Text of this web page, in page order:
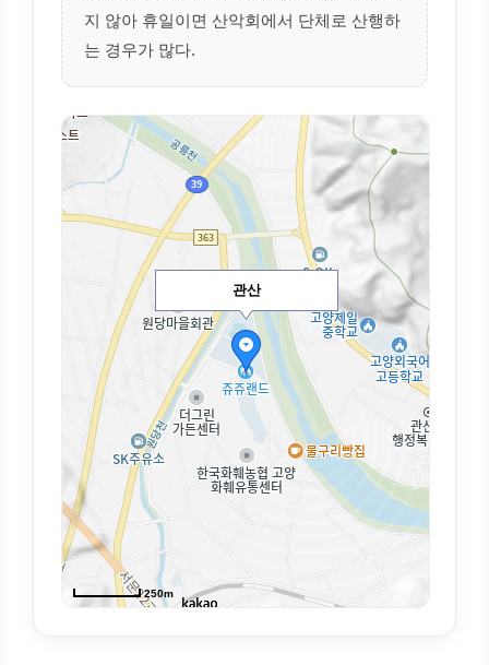
지 않아 휴일이면 산악회에서 단체로 산행하
는 경우가 많다.
관산
250m